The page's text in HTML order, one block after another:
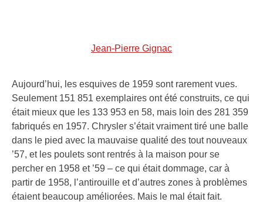
Jean-Pierre Gignac
Aujourd’hui, les esquives de 1959 sont rarement vues.
Seulement 151 851 exemplaires ont été construits, ce qui
était mieux que les 133 953 en 58, mais loin des 281 359
fabriqués en 1957. Chrysler s’était vraiment tiré une balle
dans le pied avec la mauvaise qualité des tout nouveaux
’57, et les poulets sont rentrés à la maison pour se
percher en 1958 et ’59 – ce qui était dommage, car à
partir de 1958, l’antirouille et d’autres zones à problèmes
étaient beaucoup améliorées. Mais le mal était fait.